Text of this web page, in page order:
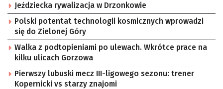
Jeździecka rywalizacja w Drzonkowie
Polski potentat technologii kosmicznych wprowadzi
się do Zielonej Góry
Walka z podtopieniami po ulewach. Wkrótce prace na
kilku ulicach Gorzowa
Pierwszy lubuski mecz III-ligowego sezonu: trener
Kopernicki vs starzy znajomi